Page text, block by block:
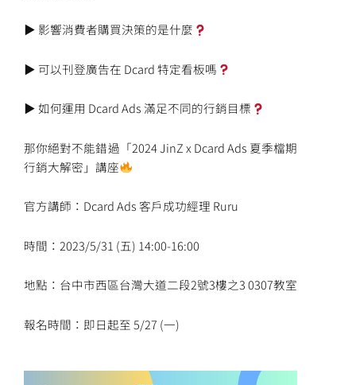
▶ 影響消費者購買決策的是什麼
▶ 可以刊登廣告在 Dcard 特定看板嗎
▶ 如何運用 Dcard Ads 滿足不同的行銷目標
那你絕對不能錯過「2024 JinZ x Dcard Ads 夏季檔期
行銷大解密」講座
官方講師：Dcard Ads 客戶成功經理 Ruru
時間：2023/5/31 (五) 14:00-16:00
地點：台中市西區台灣大道二段2號3樓之3 0307教室
報名時間：即日起至 5/27 (一)